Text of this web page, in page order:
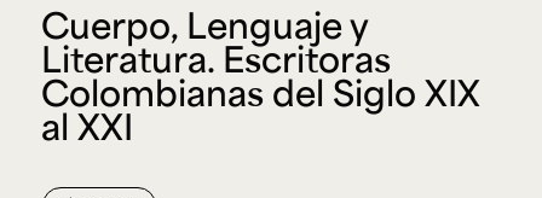
Universidad de los Andes | Vigilada Mineducación.
Reconocimiento como universidad: Decreto 1297 del 30
de mayo de 1964. Reconocimiento de personería jurídica:
Resolución 28 del 23 de febrero de 1949, Minjusticia.
Acreditación institucional de alta calidad, 10 años:
Resolución 000194 del 16 de enero del 2025.
Cuerpo, Lenguaje y
Literatura. Escritoras
Colombianas del Siglo XIX
al XXI